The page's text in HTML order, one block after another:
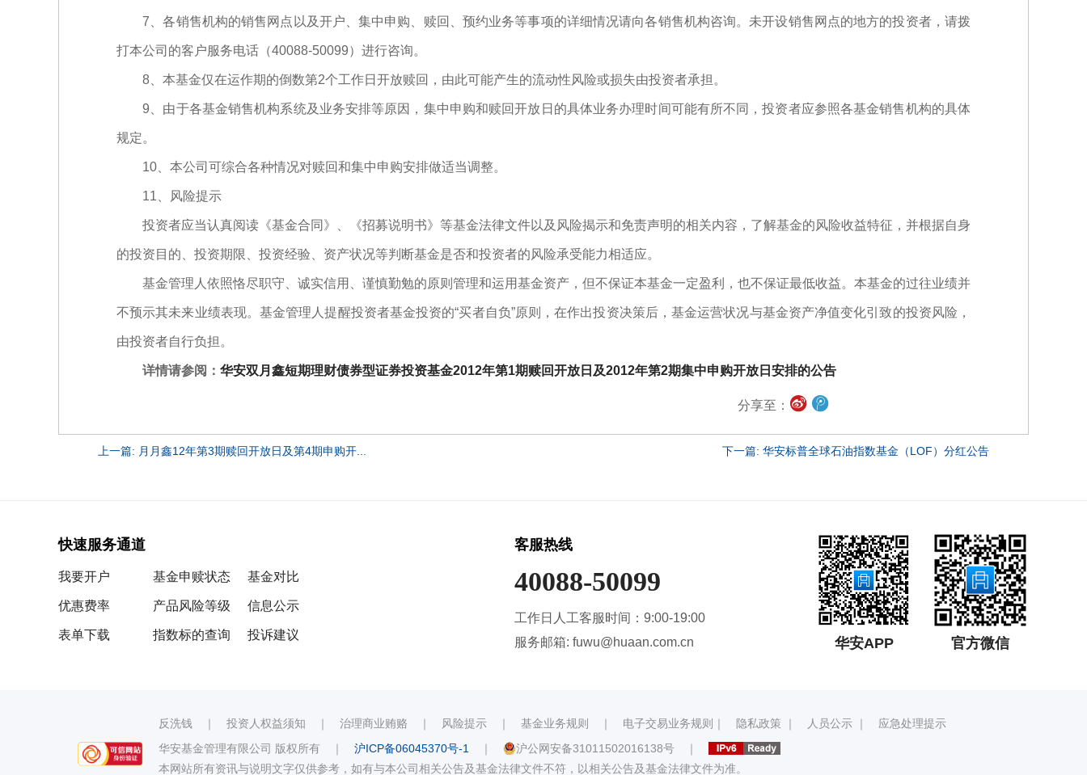
7、各销售机构的销售网点以及开户、集中申购、赎回、预约业务等事项的详细情况请向各销售机构咨询。未开设销售网点的地方的投资者，请拨
打本公司的客户服务电话（40088-50099）进行咨询。
8、本基金仅在运作期的倒数第2个工作日开放赎回，由此可能产生的流动性风险或损失由投资者承担。
9、由于各基金销售机构系统及业务安排等原因，集中申购和赎回开放日的具体业务办理时间可能有所不同，投资者应参照各基金销售机构的具体
规定。
10、本公司可综合各种情况对赎回和集中申购安排做适当调整。
11、风险提示
投资者应当认真阅读《基金合同》、《招募说明书》等基金法律文件以及风险揭示和免责声明的相关内容，了解基金的风险收益特征，并根据自身
的投资目的、投资期限、投资经验、资产状况等判断基金是否和投资者的风险承受能力相适应。
基金管理人依照恪尽职守、诚实信用、谨慎勤勉的原则管理和运用基金资产，但不保证本基金一定盈利，也不保证最低收益。本基金的过往业绩并
不预示其未来业绩表现。基金管理人提醒投资者基金投资的“买者自负”原则，在作出投资决策后，基金运营状况与基金资产净值变化引致的投资风险，
由投资者自行负担。
详情请参阅： 华安双月鑫短期理财债券型证券投资基金2012年第1期赎回开放日及2012年第2期集中申购开放日安排的公告
分享至：
上一篇: 月月鑫12年第3期赎回开放日及第4期申购开... 下一篇: 华安标普全球石油指数基金（LOF）分红公告
快速服务通道
我要开户
优惠费率
表单下载
基金申赎状态
产品风险等级
指数标的查询
基金对比
信息公示
投诉建议
华安APP 官方微信
客服热线
40088-50099
工作日人工客服时间：9:00-19:00
服务邮箱: fuwu@huaan.com.cn
反洗钱 ｜ 投资人权益须知 ｜ 治理商业贿赂 ｜ 风险提示 ｜ 基金业务规则 ｜ 电子交易业务规则 ｜ 隐私政策 ｜ 人员公示 ｜ 应急处理提示
华安基金管理有限公司 版权所有 ｜ 沪ICP备06045370号-1 ｜ 沪公网安备31011502016138号 ｜
本网站所有资讯与说明文字仅供参考，如有与本公司相关公告及基金法律文件不符，以相关公告及基金法律文件为准。